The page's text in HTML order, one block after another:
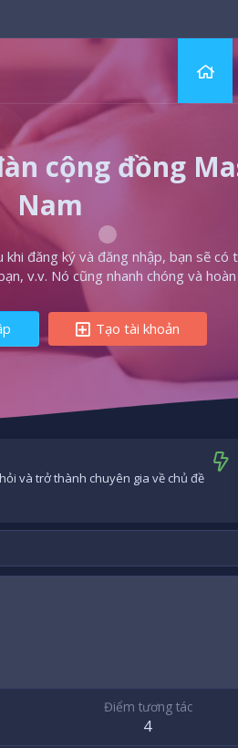
cộng đồng
Nam
đăng ký và đăng nhập, bạn sẽ
v.v. Nó cũng nhanh chóng và
Tạo tài khoản
và trở thành chuyên gia về chủ đề
Điểm tương tác
4